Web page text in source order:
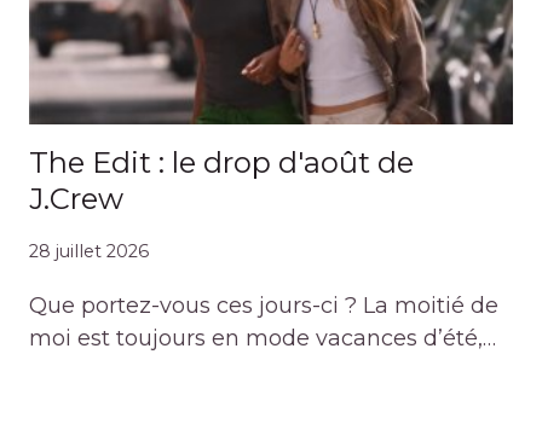
The Edit : le drop d'août de
J.Crew
28 juillet 2026
Que portez-vous ces jours-ci ? La moitié de
moi est toujours en mode vacances d’été,…